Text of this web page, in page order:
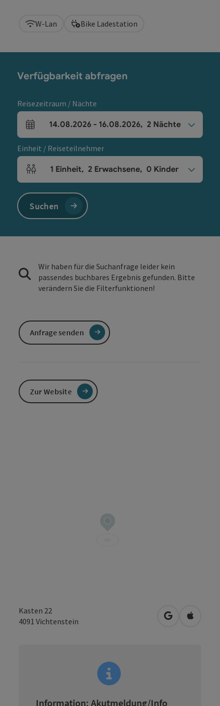
W-Lan Bike Ladestation
Kasten 22
4091 Vichtenstein in Google
in
Information: Akutmeldung/Info
Verfügbarkeit abfragen
Reisezeitraum / Nächte
An- und Abreisefelder
14.08.2026 - 16.08.2026, 2 Nächte
Einheit / Reiseteilnehmer
Einheitenanzahl und Personenfelder
1 Einheit, 2 Erwachsene, 0 Kinder
Suchen
Wir haben für die Suchanfrage leider kein
passendes buchbares Ergebnis gefunden. Bitte
verändern Sie die Filterfunktionen!
Anfrage senden
Zur Website